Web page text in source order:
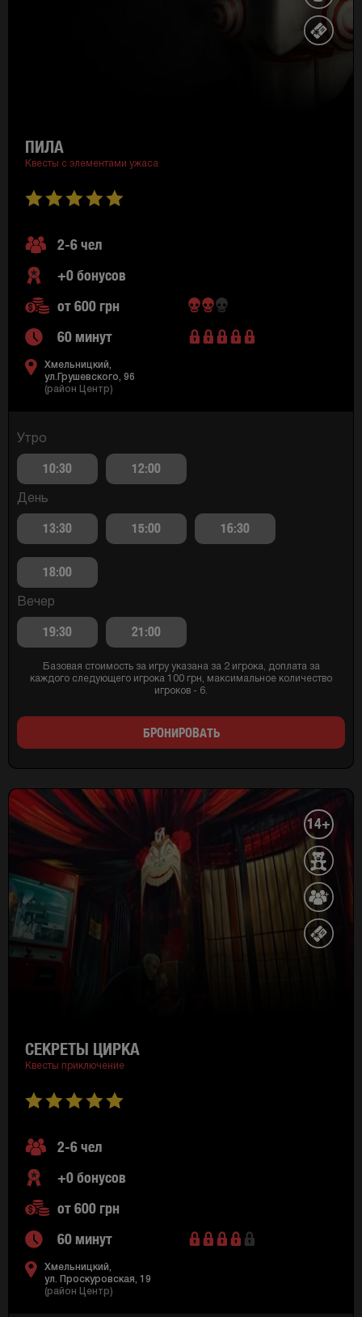
ПИЛА
Квесты с элементами ужаса
2-6 чел
+0 бонусов
от 600 грн
60 минут
Хмельницкий,
ул.Грушевского, 96
(район Центр)
Утро
10:30 12:00
День
13:30 15:00 16:30
18:00
Вечер
19:30 21:00
Базовая стоимость за игру указана за 2 игрока, доплата за
каждого следующего игрока 100 грн, максимальное количество
игроков - 6.
БРОНИРОВАТЬ
14+
СЕКРЕТЫ ЦИРКА
Квесты приключение
2-6 чел
+0 бонусов
от 600 грн
60 минут
Хмельницкий,
ул. Проскуровская, 19
(район Центр)